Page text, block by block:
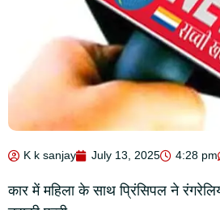
K k sanjay July 13, 2025 4:28 pm
कार में महिला के साथ प्रिंसिपल ने